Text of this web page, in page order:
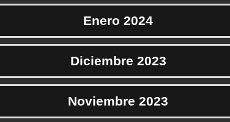
Enero 2024
Diciembre 2023
Noviembre 2023